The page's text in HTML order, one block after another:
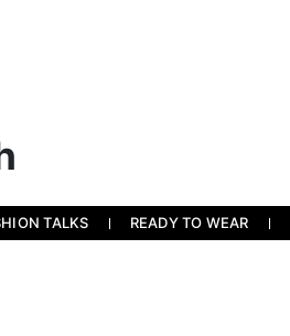
TALKS READY TO WEAR